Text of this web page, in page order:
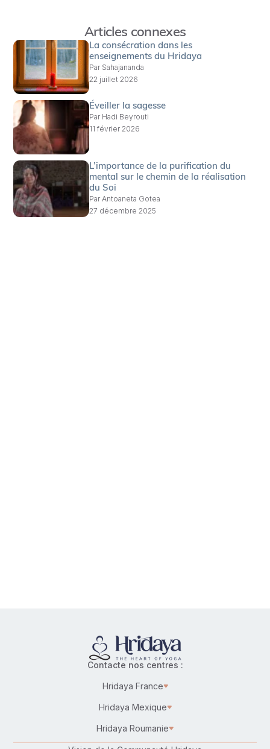
Articles connexes
La consécration dans les
enseignements du Hridaya
Par Sahajananda
22 juillet 2026
Éveiller la sagesse
Par Hadi Beyrouti
11 février 2026
L’importance de la purification du
mental sur le chemin de la réalisation
du Soi
Par Antoaneta Gotea
27 décembre 2025
Contacte nos centres :
Hridaya France
Hridaya Mexique
Hridaya Roumanie